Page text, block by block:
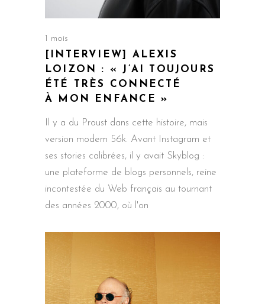
1 mois
[INTERVIEW] ALEXIS
LOIZON : « J’AI TOUJOURS
ÉTÉ TRÈS CONNECTÉ
À MON ENFANCE »
Il y a du Proust dans cette histoire, mais
version modem 56k. Avant Instagram et
ses stories calibrées, il y avait Skyblog :
une plateforme de blogs personnels, reine
incontestée du Web français au tournant
des années 2000, où l'on